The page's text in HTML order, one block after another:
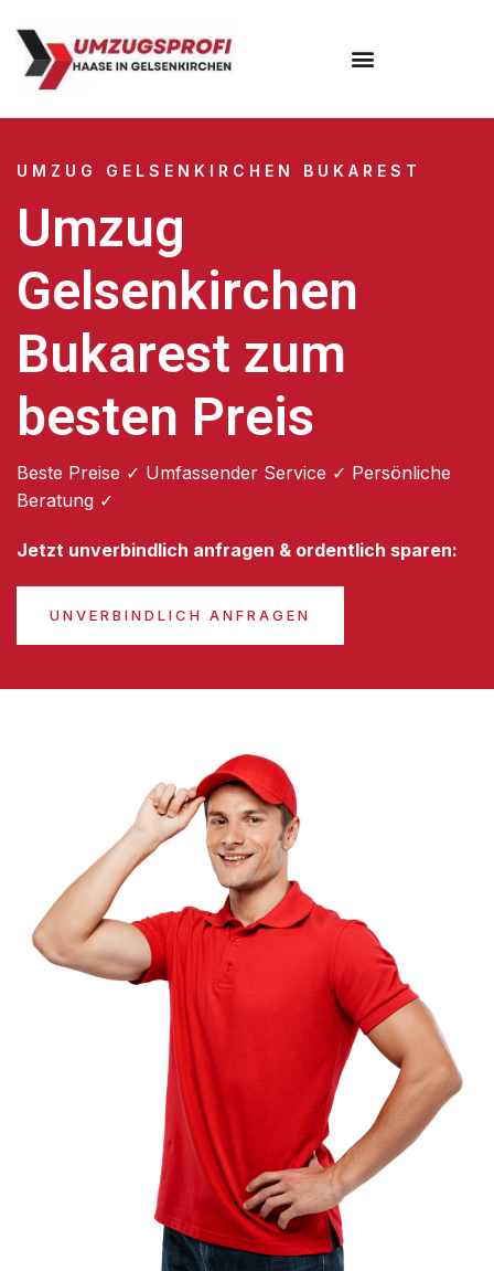
UMZUG GELSENKIRCHEN BUKAREST
Umzug
Gelsenkirchen
Bukarest zum
besten Preis
Beste Preise ✓ Umfassender Service ✓ Persönliche
Beratung ✓
Jetzt unverbindlich anfragen & ordentlich sparen:
UNVERBINDLICH ANFRAGEN